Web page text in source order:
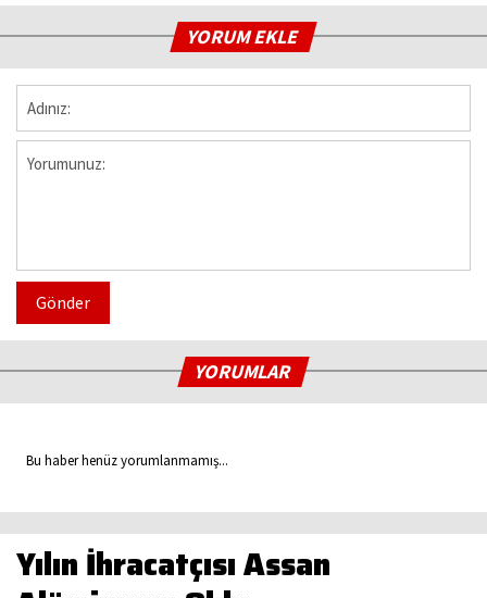
YORUM EKLE
Gönder
YORUMLAR
Bu haber henüz yorumlanmamış...
Yılın İhracatçısı Assan